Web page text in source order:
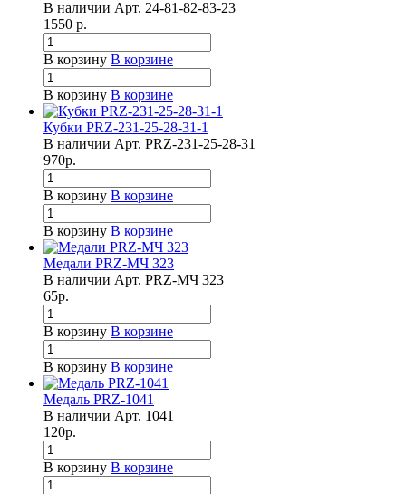
В наличии Арт. 24-81-82-83-23
1550 р.
В корзину В корзине
В корзину В корзине
Кубки PRZ-231-25-28-31-1
В наличии Арт. PRZ-231-25-28-31
970р.
В корзину В корзине
В корзину В корзине
Медали PRZ-МЧ 323
В наличии Арт. PRZ-МЧ 323
65р.
В корзину В корзине
В корзину В корзине
Медаль PRZ-1041
В наличии Арт. 1041
120р.
В корзину В корзине